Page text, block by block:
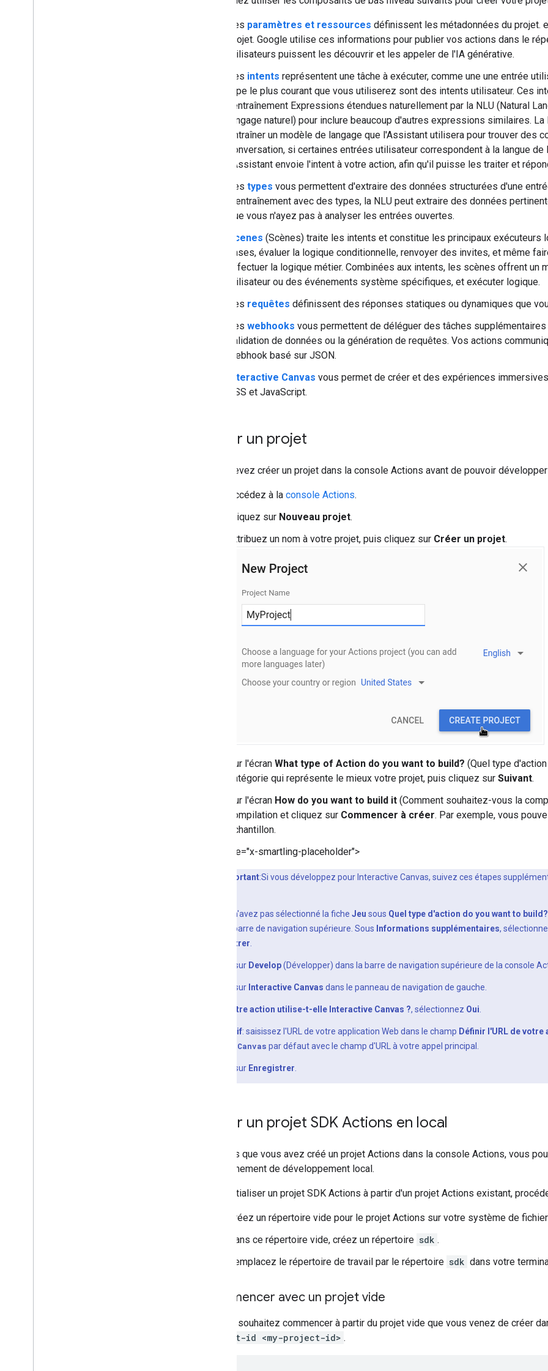
Les paramètres et ressources définissent les métadonnées du projet.
projet. Google utilise ces informations pour publier vos actions dans le
utilisateurs puissent les découvrir et les appeler de l'IA générative.
Les intents représentent une tâche à exécuter, comme une une entrée
type le plus courant que vous utiliserez sont des intents utilisateur. Ces
l'entraînement Expressions étendues naturellement par la NLU (Natural
langage naturel) pour inclure beaucoup d'autres expressions similaires.
entraîner un modèle de langage que l'Assistant utilisera pour trouver des
conversation, si certaines entrées utilisateur correspondent à la langue
l'Assistant envoie l'intent à votre action, afin qu'il puisse les traiter et
Les types vous permettent d'extraire des données structurées d'une
d'entraînement avec des types, la NLU peut extraire des données
que vous n'ayez pas à analyser les entrées ouvertes.
Scenes (Scènes) traite les intents et constitue les principaux exécuteurs
cases, évaluer la logique conditionnelle, renvoyer des invites, et même
effectuer la logique métier. Combinées aux intents, les scènes offrent un
utilisateur ou des événements système spécifiques, et exécuter logique.
Les requêtes définissent des réponses statiques ou dynamiques que
Les webhooks vous permettent de déléguer des tâches
validation de données ou la génération de requêtes. Vos actions
webhook basé sur JSON.
Interactive Canvas vous permet de créer et des expériences
CSS et JavaScript.
Créer un projet
Vous devez créer un projet dans la console Actions avant de pouvoir
Accédez à la console Actions.
Cliquez sur Nouveau projet.
Attribuez un nom à votre projet, puis cliquez sur Créer un projet.
Sur l'écran What type of Action do you want to build? (Quel type
catégorie qui représente le mieux votre projet, puis cliquez sur Suivant.
Sur l'écran How do you want to build it (Comment souhaitez-vous la
compilation et cliquez sur Commencer à créer. Par exemple, vous
échantillon.
<ph type="x-smartling-placeholder">
Important:Si vous développez pour Interactive Canvas, suivez ces étapes
Si vous n'avez pas sélectionné la fiche Jeu sous Quel type d'action do you want to build?
dans la barre de navigation supérieure. Sous Informations supplémentaires,
Enregistrer
Cliquez sur Develop(Développer) dans la barre de navigation supérieure de la console
Cliquez sur Interactive Canvas dans le panneau de navigation de gauche.
Votre action utilise-t-elle Interactive Canvas ?, sélectionnez Oui
Facultatif: saisissez l'URL de votre application Web dans le champ Définir l'URL de
Canvas par défaut avec le champ d'URL à votre appel principal.
Cliquez sur Enregistrer
Créer un projet SDK Actions en local
Une fois que vous avez créé un projet Actions dans la console Actions, vous
environnement de développement local.
Pour initialiser un projet SDK Actions à partir d'un projet Actions existant,
Créez un répertoire vide pour le projet Actions sur votre système de
Dans ce répertoire vide, créez un répertoire sdk .
Remplacez le répertoire de travail par le répertoire sdk dans votre
Commencer avec un projet vide
Si vous souhaitez commencer à partir du projet vide que vous venez de créer
project-id <my-project-id> .